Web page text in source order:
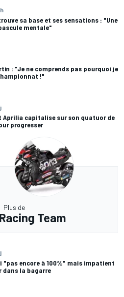
sa base et ses sensations : "Une
mentale"
: "Je ne comprends pas pourquoi je
!"
Aprilia capitalise sur son quatuor de
progresser
Plus de
Team
"pas encore à 100%" mais impatient
dans la bagarre